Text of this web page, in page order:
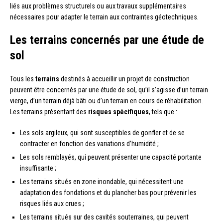
liés aux problèmes structurels ou aux travaux supplémentaires
nécessaires pour adapter le terrain aux contraintes géotechniques.
Les terrains concernés par une étude de
sol
Tous les terrains destinés à accueillir un projet de construction
peuvent être concernés par une étude de sol, qu’il s’agisse d’un terrain
vierge, d’un terrain déjà bâti ou d’un terrain en cours de réhabilitation.
Les terrains présentant des risques spécifiques, tels que :
Les sols argileux, qui sont susceptibles de gonfler et de se
contracter en fonction des variations d’humidité ;
Les sols remblayés, qui peuvent présenter une capacité portante
insuffisante ;
Les terrains situés en zone inondable, qui nécessitent une
adaptation des fondations et du plancher bas pour prévenir les
risques liés aux crues ;
Les terrains situés sur des cavités souterraines, qui peuvent